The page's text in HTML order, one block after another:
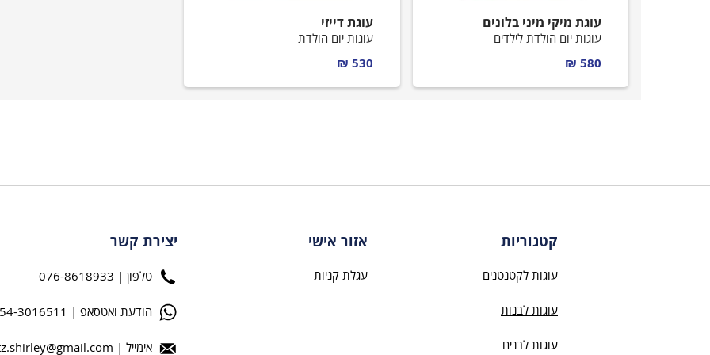
עוגת מיקי מיני בלונים
עוגות יום הולדת לילדים
580 ₪
עוגת דייזי
עוגות יום הולדת
530 ₪
קטגוריות
עוגות לקטנטנים
עוגות לבנות
עוגות לבנים
אזור אישי
עגלת קניות
יצירת קשר
טלפון | 076-8618933
הודעת ואטסאפ | 054-3016511
אימייל |